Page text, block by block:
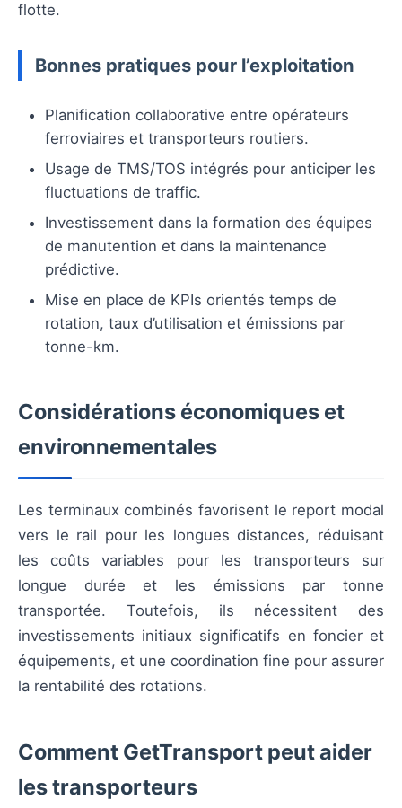
flotte.
Bonnes pratiques pour l’exploitation
Planification collaborative entre opérateurs
ferroviaires et transporteurs routiers.
Usage de TMS/TOS intégrés pour anticiper les
fluctuations de traffic.
Investissement dans la formation des équipes
de manutention et dans la maintenance
prédictive.
Mise en place de KPIs orientés temps de
rotation, taux d’utilisation et émissions par
tonne-km.
Considérations économiques et
environnementales
Les terminaux combinés favorisent le report modal
vers le rail pour les longues distances, réduisant
les coûts variables pour les transporteurs sur
longue durée et les émissions par tonne
transportée. Toutefois, ils nécessitent des
investissements initiaux significatifs en foncier et
équipements, et une coordination fine pour assurer
la rentabilité des rotations.
Comment GetTransport peut aider
les transporteurs